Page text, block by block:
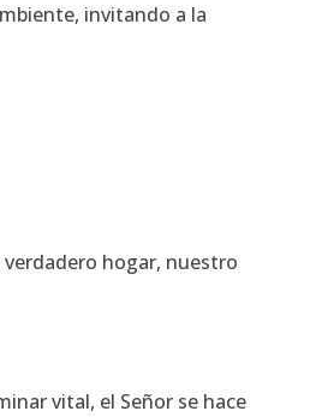
invitando a la
hogar, nuestro
vital, el Señor se hace